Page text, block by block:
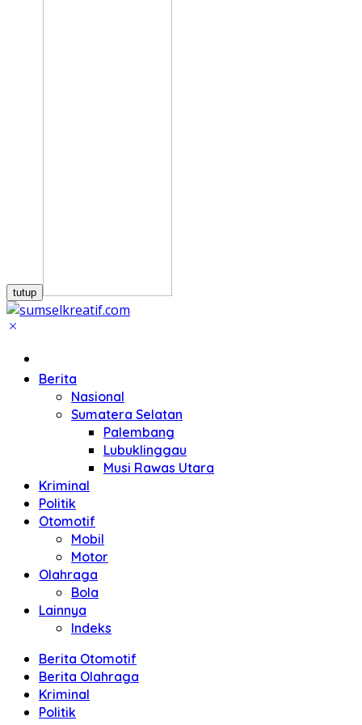
tutup
Berita
Nasional
Sumatera Selatan
Palembang
Lubuklinggau
Musi Rawas Utara
Kriminal
Politik
Otomotif
Mobil
Motor
Olahraga
Bola
Lainnya
Indeks
Berita Otomotif
Berita Olahraga
Kriminal
Politik